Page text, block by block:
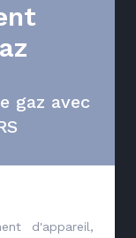
gaz avec
d'appareil,